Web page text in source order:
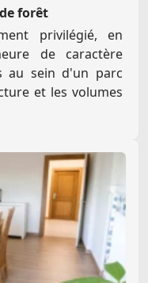
forêt
privilégié, en
de caractère
au sein d'un parc
et les volumes